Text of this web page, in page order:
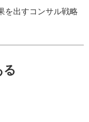
を出すコンサル戦略